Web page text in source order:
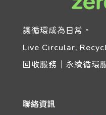
讓循環成為日常。
Live Circular,
回收服務｜永續循環
聯絡資訊